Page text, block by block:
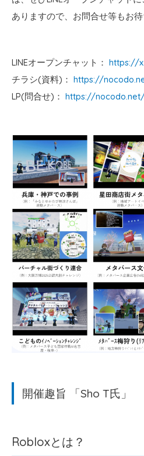
ありますので、お問合せ等もお待
LINEオープンチャット： https://
チラシ(資料)： https://
LP(問合せ)： https://
開催趣旨 「Sho T氏」
Robloxとは？